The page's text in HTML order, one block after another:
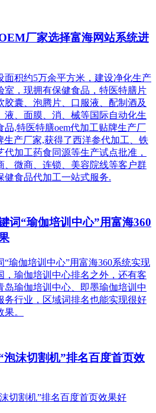
厂家选择富海网站系统进
面积约5万余平方米，建设净化生产
室，现拥有保健食品，特医特膳片
胶囊、泡腾片、口服液、配制酒及
液、面膜、消、械等国际自动化生
品,特医特膳oem代加工贴牌生产厂
生产厂家,获得了西洋参代加工、铁
代加工药食同源等生产试点批准，
、微商、连锁、美容院线等客户群
健食品代加工一站式服务.
词“瑜伽培训中心”用富海360
瑜伽培训中心”用富海360系统实现
，瑜伽培训中心排名之外，还有客
岛瑜伽培训中心、​即墨瑜伽培训中
务行业，区域词排名也能实现很好
。
泡沫切割机”排名百度首页效
切割机”排名百度首页效果好